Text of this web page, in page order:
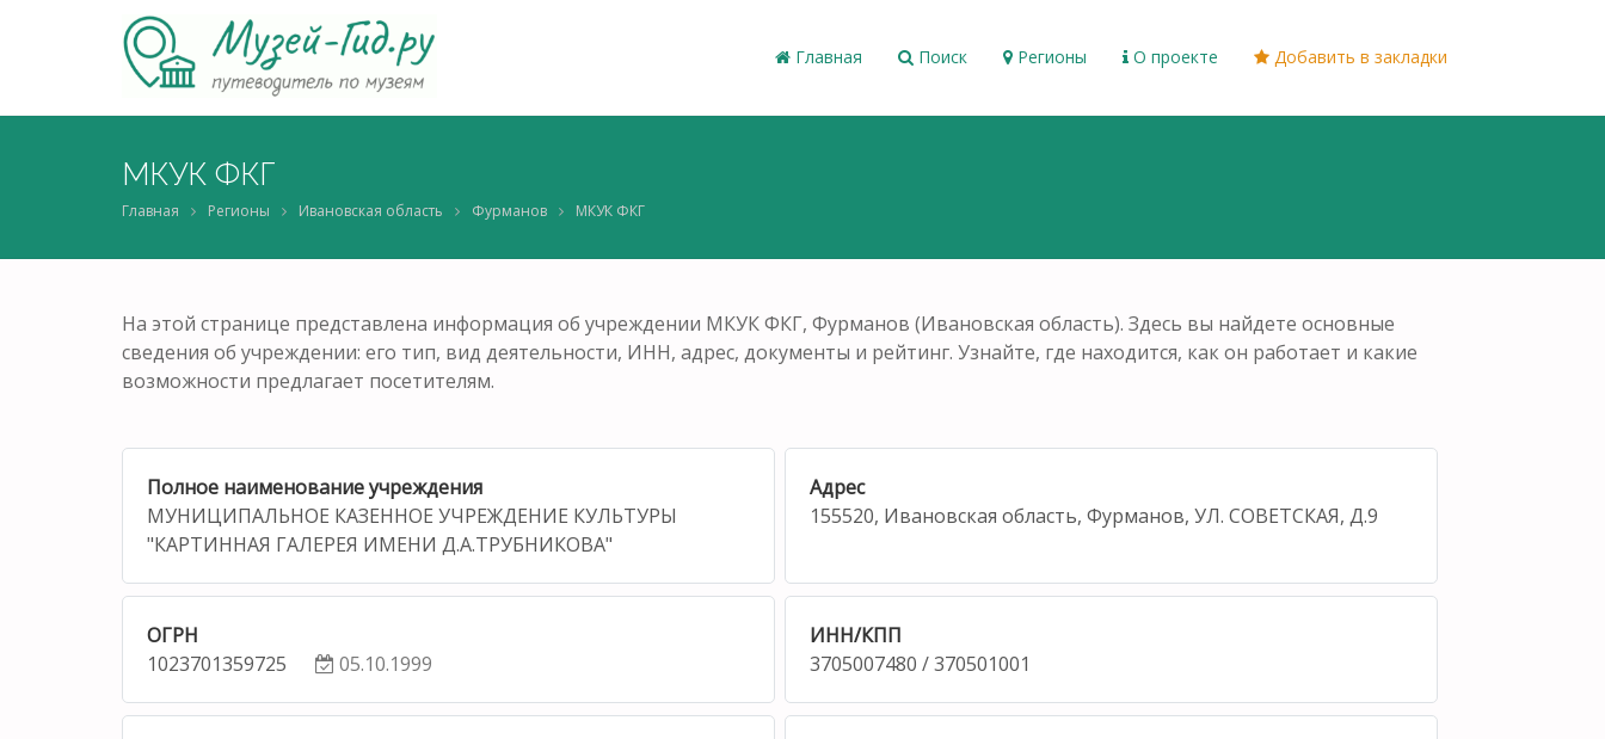
Главная Поиск Регионы О проекте Добавить в закладки
МКУК ФКГ
Главная Регионы Ивановская область Фурманов МКУК ФКГ
На этой странице представлена информация об учреждении МКУК ФКГ, Фурманов (Ивановская область). Здесь вы найдете основные
сведения об учреждении: его тип, вид деятельности, ИНН, адрес, документы и рейтинг. Узнайте, где находится, как он работает и какие
возможности предлагает посетителям.
Полное наименование учреждения
МУНИЦИПАЛЬНОЕ КАЗЕННОЕ УЧРЕЖДЕНИЕ КУЛЬТУРЫ
"КАРТИННАЯ ГАЛЕРЕЯ ИМЕНИ Д.А.ТРУБНИКОВА"
Адрес
155520, Ивановская область, Фурманов, УЛ. СОВЕТСКАЯ, Д.9
ОГРН
1023701359725
05.10.1999
ИНН/КПП
3705007480 / 370501001